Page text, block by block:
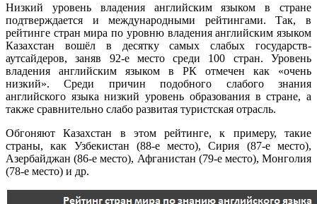
Низкий уровень владения английским языком в стране
подтверждается и международными рейтингами. Так, в
рейтинге стран мира по уровню владения английским языком
Казахстан вошёл в десятку самых слабых государств-
аутсайдеров, заняв 92-е место среди 100 стран. Уровень
владения английским языком в РК отмечен как «очень
низкий». Среди причин подобного слабого знания
английского языка низкий уровень образования в стране, а
также сравнительно слабо развитая туристская отрасль.
Обгоняют Казахстан в этом рейтинге, к примеру, такие
страны, как Узбекистан (88-е место), Сирия (87-е место),
Азербайджан (86-е место), Афганистан (79-е место), Монголия
(78-е место) и др.